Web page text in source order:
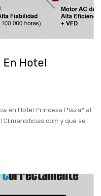
En Hotel
en Hotel Princesa Plaza* al
y que se